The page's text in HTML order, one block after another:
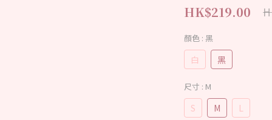
HK$219.00
顏色 : 黑
白 黑
尺寸 : M
S M L